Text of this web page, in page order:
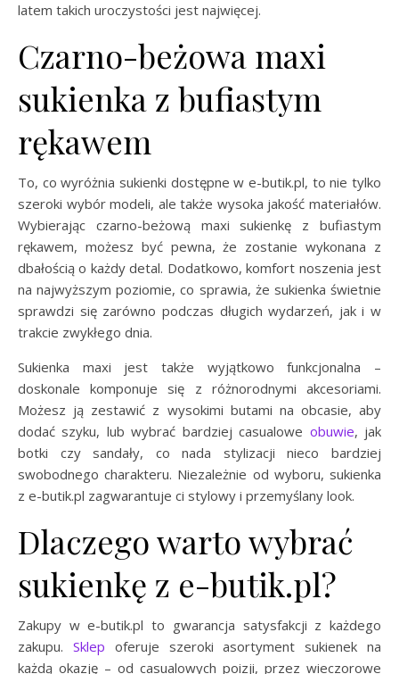
latem takich uroczystości jest najwięcej.
Czarno-beżowa maxi
sukienka z bufiastym
rękawem
To, co wyróżnia sukienki dostępne w e-butik.pl, to nie tylko
szeroki wybór modeli, ale także wysoka jakość materiałów.
Wybierając czarno-beżową maxi sukienkę z bufiastym
rękawem, możesz być pewna, że zostanie wykonana z
dbałością o każdy detal. Dodatkowo, komfort noszenia jest
na najwyższym poziomie, co sprawia, że sukienka świetnie
sprawdzi się zarówno podczas długich wydarzeń, jak i w
trakcie zwykłego dnia.
Sukienka maxi jest także wyjątkowo funkcjonalna –
doskonale komponuje się z różnorodnymi akcesoriami.
Możesz ją zestawić z wysokimi butami na obcasie, aby
dodać szyku, lub wybrać bardziej casualowe obuwie, jak
botki czy sandały, co nada stylizacji nieco bardziej
swobodnego charakteru. Niezależnie od wyboru, sukienka
z e-butik.pl zagwarantuje ci stylowy i przemyślany look.
Dlaczego warto wybrać
sukienkę z e-butik.pl?
Zakupy w e-butik.pl to gwarancja satysfakcji z każdego
zakupu. Sklep oferuje szeroki asortyment sukienek na
każdą okazję – od casualowych poizji, przez wieczorowe